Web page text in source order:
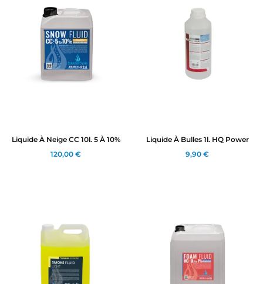
Liquide À Neige CC 10l. 5 À 10%
120,00 €
Liquide À Bulles 1l. HQ Power
9,90 €